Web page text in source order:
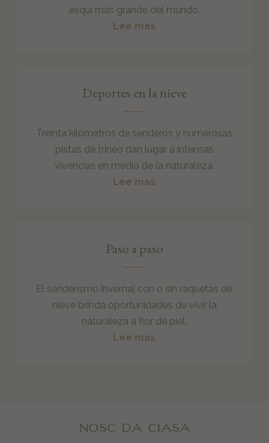
esquí más grande del mundo.
Lee mas
Deportes en la nieve
Treinta kilómetros de senderos y numerosas
pistas de trineo dan lugar a intensas
vivencias en medio de la naturaleza.
Lee mas
Paso a paso
El senderismo invernal con o sin raquetas de
nieve brinda oportunidades de vivir la
naturaleza a flor de piel.
Lee mas
NOSC DA CIASA